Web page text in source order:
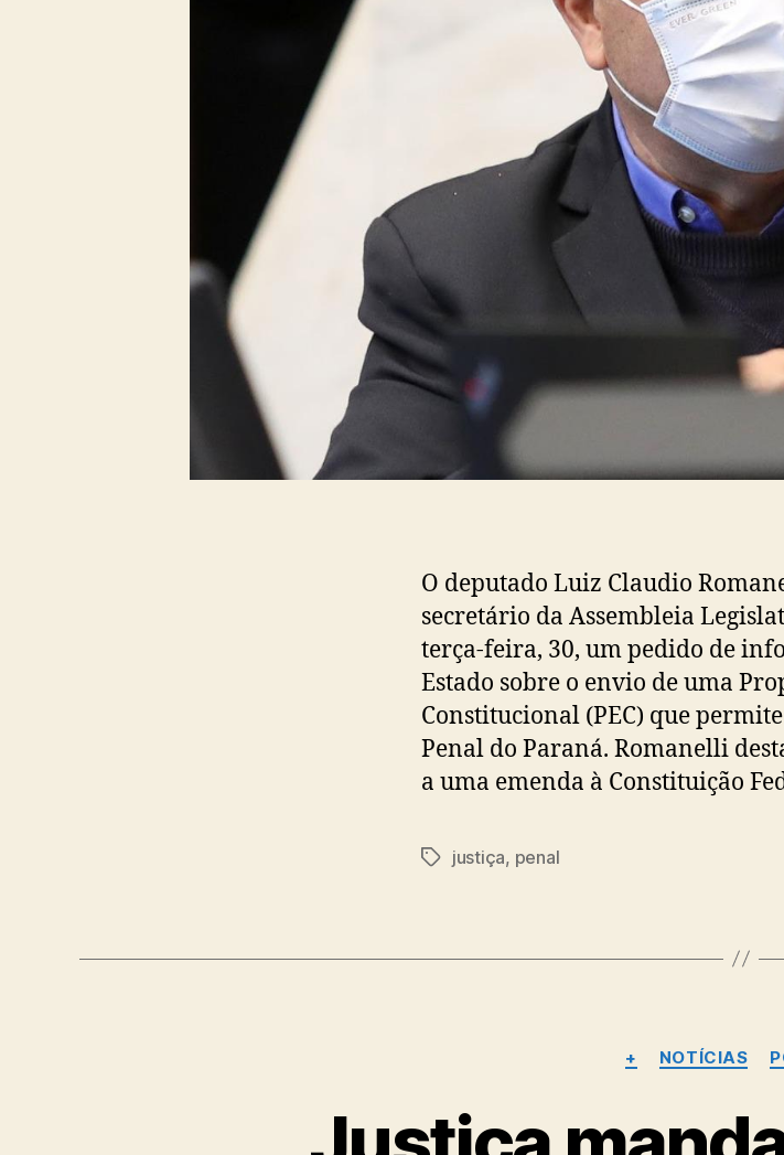
O deputado Luiz Claudio
secretário da Assembleia
terça-feira, 30, um pedido de
Estado sobre o envio de uma
Constitucional (PEC) que
Penal do Paraná. Romanelli
a uma emenda à Constituição
Tagsjustiça, penal
+ NOTÍCIAS